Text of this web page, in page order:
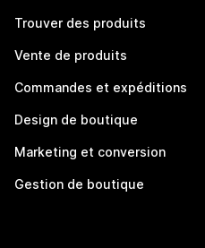
Trouver des produits
Vente de produits
Commandes et expéditions
Design de boutique
Marketing et conversion
Gestion de boutique